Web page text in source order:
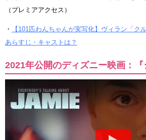
（プレミアアクセス）
・
【101匹わんちゃんが実写化】ヴィラン「ク
あらすじ・キャストは？
2021年公開のディズニー映画：『